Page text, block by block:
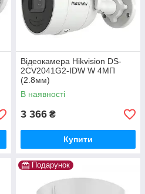
Відеокамера Hikvision DS-
2CV2041G2-IDW W 4МП
(2.8мм)
В наявності
3 366 ₴
Купити
Подарунок